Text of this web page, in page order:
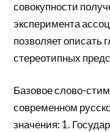
совокупности
эксперимента
позволяет описать
стереотипных
Базовое слово-
современном
значения: 1.